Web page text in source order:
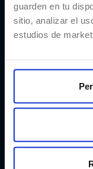
guarden en tu
sitio, analizar el
estudios de